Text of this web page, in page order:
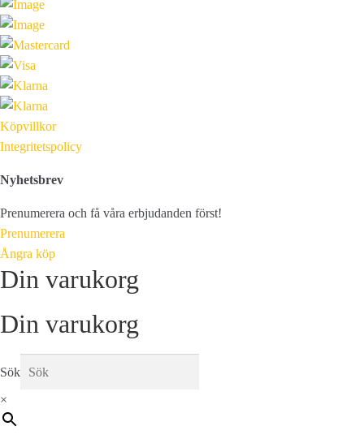
Köpvillkor
Integritetspolicy
Nyhetsbrev
Prenumerera och få våra erbjudanden först!
Prenumerera
Ångra köp
Din varukorg
Din varukorg
Sök
×